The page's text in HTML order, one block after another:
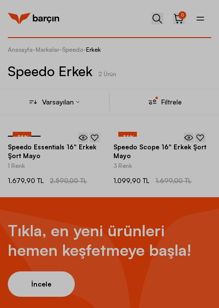
0
Anasayfa-Markalar-Speedo-Erkek
Speedo Erkek 2 Ürün
Varsayılan Filtrele
-35%
Speedo Essentials 16" Erkek
Şort Mayo
1 Renk
1.679,90 TL 2.590,00 TL
-35%
Speedo Scope 16" Erkek Şort
Mayo
3 Renk
1.099,90 TL 1.699,00 TL
Tıkla, en yeni ürünleri
hemen keşfetmeye başla!
İncele